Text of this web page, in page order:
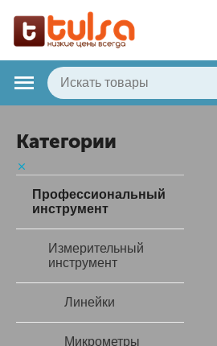
Категории
Профессиональный
инструмент
Измерительный
инструмент
Линейки
Микрометры